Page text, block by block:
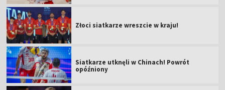
Złoci siatkarze wreszcie w kraju!
Siatkarze utknęli w Chinach! Powrót
opóźniony